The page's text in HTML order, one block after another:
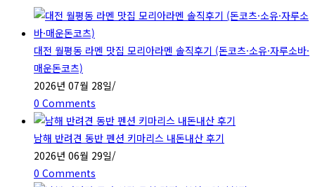
close
search
대전 월평동 라멘 맛집 모리아라멘 솔직후기 (돈코츠·소유·자루소바·
매운돈코츠)
2026년 07월 28일/
0 Comments
남해 반려견 동반 펜션 키마리스 내돈내산 후기
2026년 06월 29일/
0 Comments